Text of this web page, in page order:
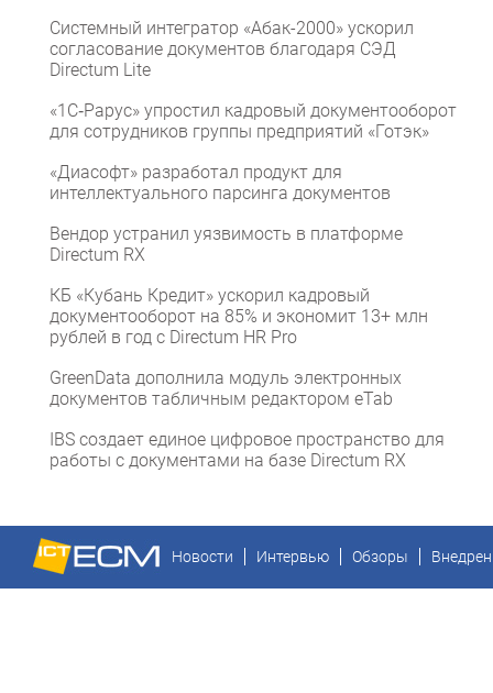
Системный интегратор «Абак-2000» ускорил
согласование документов благодаря СЭД
Directum Lite
«1С‑Рарус» упростил кадровый документооборот
для сотрудников группы предприятий «Готэк»
«Диасофт» разработал продукт для
интеллектуального парсинга документов
Вендор устранил уязвимость в платформе
Directum RX
КБ «Кубань Кредит» ускорил кадровый
документооборот на 85% и экономит 13+ млн
рублей в год с Directum HR Pro
GreenData дополнила модуль электронных
документов табличным редактором eTab
IBS создает единое цифровое пространство для
работы с документами на базе Directum RX
Новости Интервью Обзоры